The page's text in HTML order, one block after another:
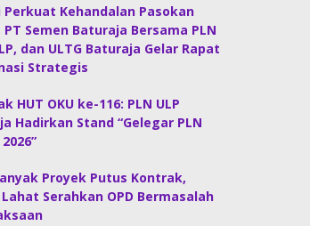
Perkuat Kehandalan Pasokan
Semen Baturaja Bersama PLN
dan ULTG Baturaja Gelar Rapat
Strategis
HUT OKU ke-116: PLN ULP
Hadirkan Stand “Gelegar PLN
Proyek Putus Kontrak,
Serahkan OPD Bermasalah